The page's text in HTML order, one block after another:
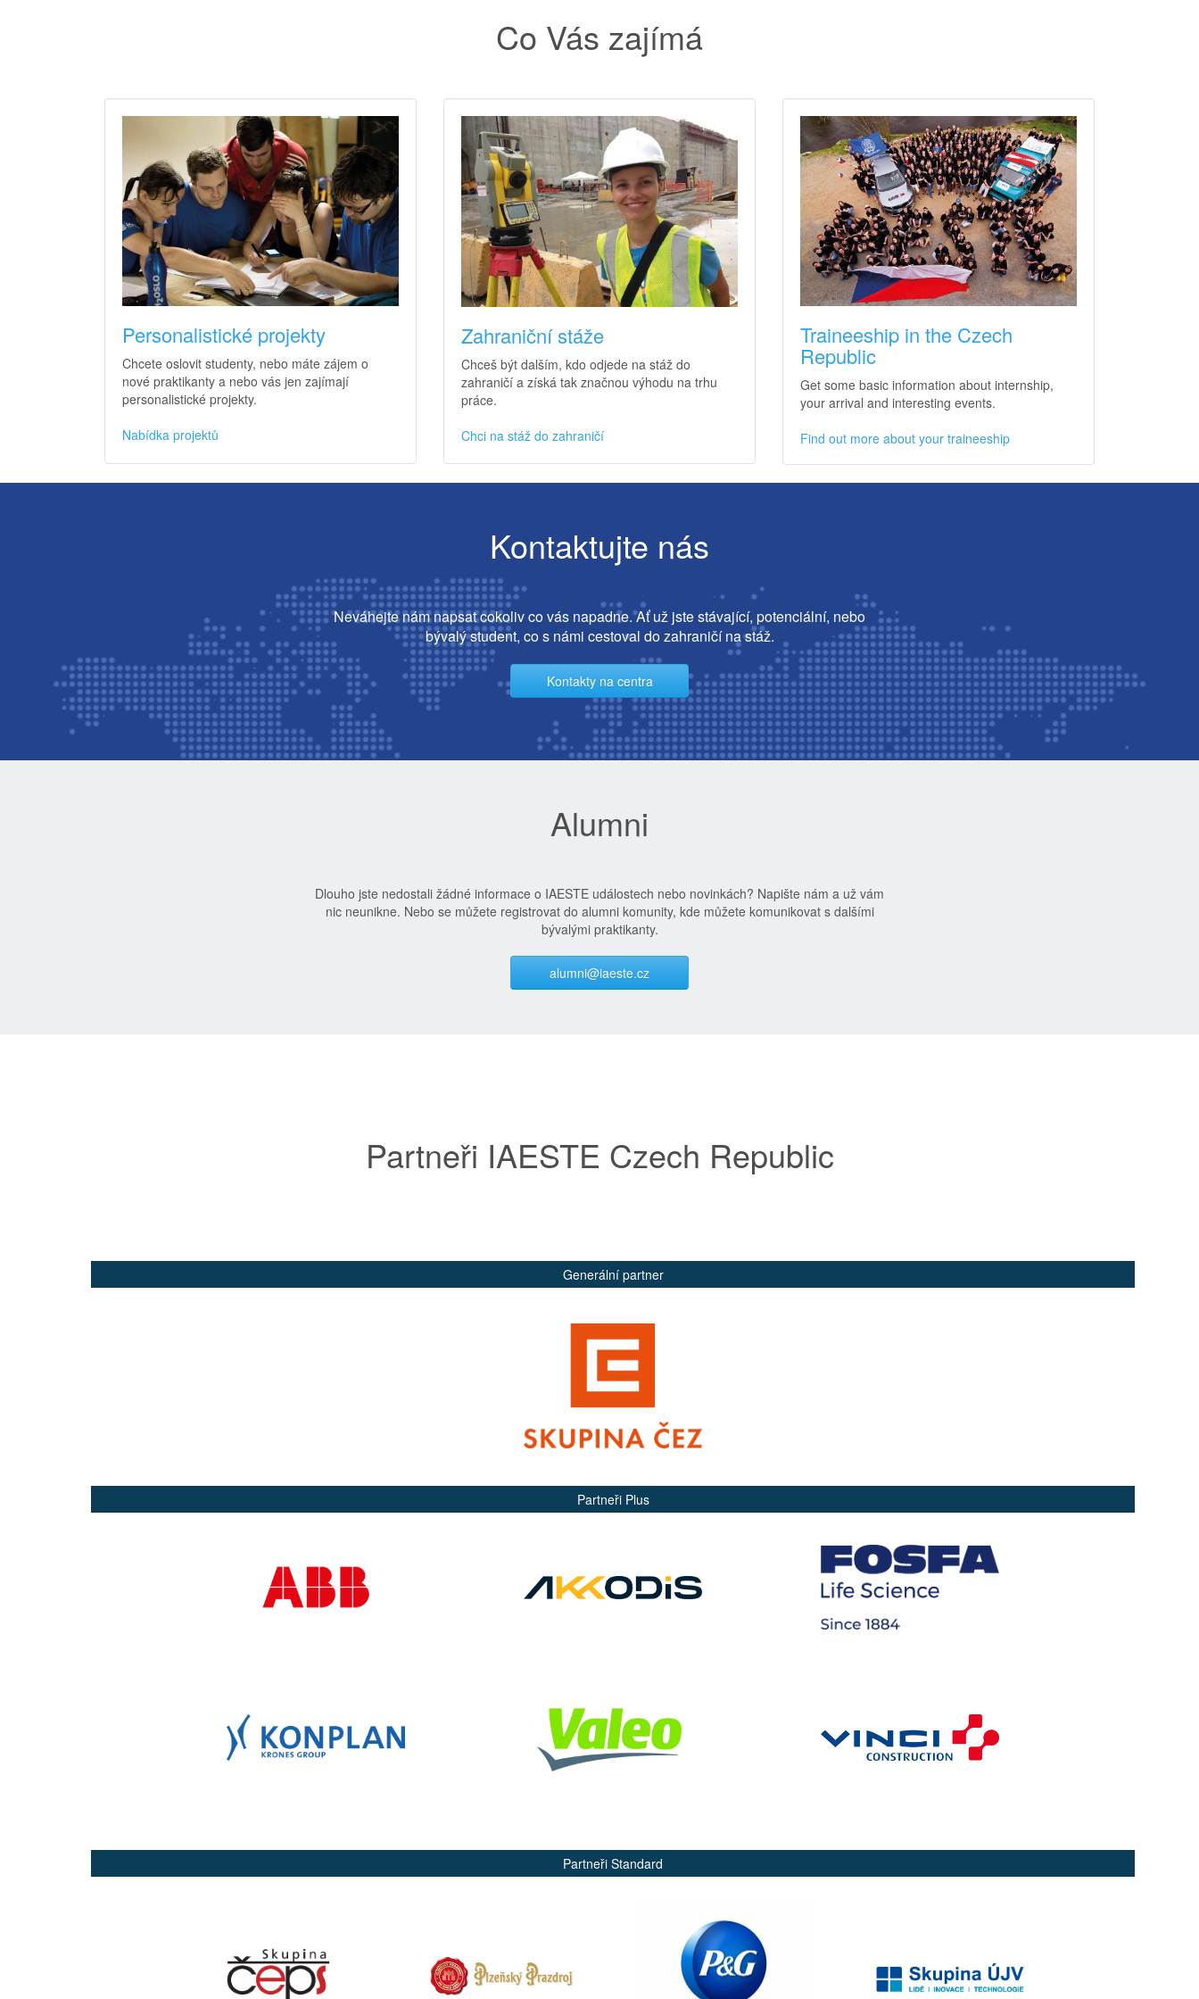
Co Vás zajímá
Personalistické projekty
Chcete oslovit studenty, nebo máte zájem o
nové praktikanty a nebo vás jen zajímají
personalistické projekty.
Nabídka projektů
Zahraniční stáže
Chceš být dalším, kdo odjede na stáž do
zahraničí a získá tak značnou výhodu na trhu
práce.
Chci na stáž do zahraničí
Traineeship in the Czech
Republic
Get some basic information about internship,
your arrival and interesting events.
Find out more about your traineeship
Kontaktujte nás
Neváhejte nám napsat cokoliv co vás napadne. Ať už jste stávající, potenciální, nebo
bývalý student, co s námi cestoval do zahraničí na stáž.
Kontakty na centra
Alumni
Dlouho jste nedostali žádné informace o IAESTE událostech nebo novinkách? Napište nám a už vám
nic neunikne. Nebo se můžete registrovat do alumni komunity, kde můžete komunikovat s dalšími
bývalými praktikanty.
alumni@iaeste.cz
Partneři IAESTE Czech Republic
Generální partner
Partneři Plus
Partneři Standard